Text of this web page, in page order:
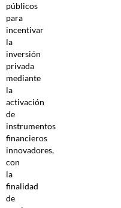
públicos
para
incentivar
la
inversión
privada
mediante
la
activación
de
instrumentos
financieros
innovadores,
con
la
finalidad
de